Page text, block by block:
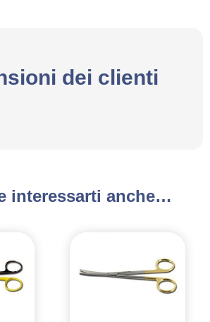
dei clienti
interessarti anche…